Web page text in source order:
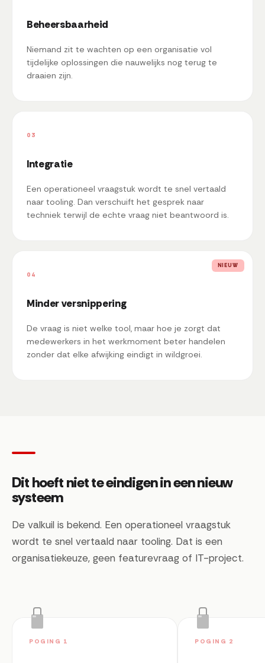
Beheersbaarheid
Niemand zit te wachten op een organisatie vol
tijdelijke oplossingen die nauwelijks nog terug te
draaien zijn.
03
Integratie
Een operationeel vraagstuk wordt te snel vertaald
naar tooling. Dan verschuift het gesprek naar
techniek terwijl de echte vraag niet beantwoord is.
NIEUW
04
Minder versnippering
De vraag is niet welke tool, maar hoe je zorgt dat
medewerkers in het werkmoment beter handelen
zonder dat elke afwijking eindigt in wildgroei.
Dit hoeft niet te eindigen in een nieuw
systeem
De valkuil is bekend. Een operationeel vraagstuk
wordt te snel vertaald naar tooling. Dat is een
organisatiekeuze, geen featurevraag of IT-project.
POGING 1 POGING 2